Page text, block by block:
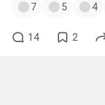
7 5 4
14 2